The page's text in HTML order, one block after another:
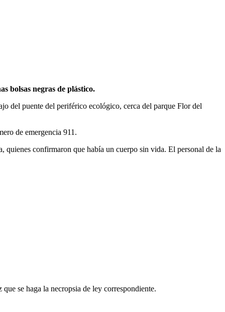
bolsas negras de plástico.
del puente del periférico ecológico, cerca del parque Flor del
de emergencia 911.
quienes confirmaron que había un cuerpo sin vida. El personal de la
se haga la necropsia de ley correspondiente.